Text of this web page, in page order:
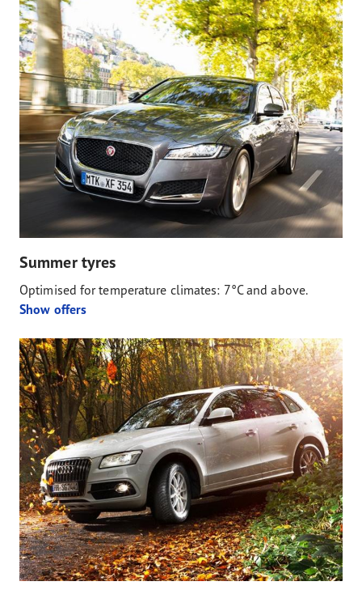
Summer tyres
Optimised for temperature climates: 7°C and above.
Show offers